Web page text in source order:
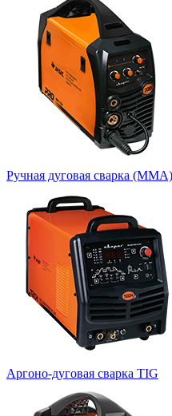
Ручная дуговая сварка (MMA)
Аргоно-дуговая сварка TIG